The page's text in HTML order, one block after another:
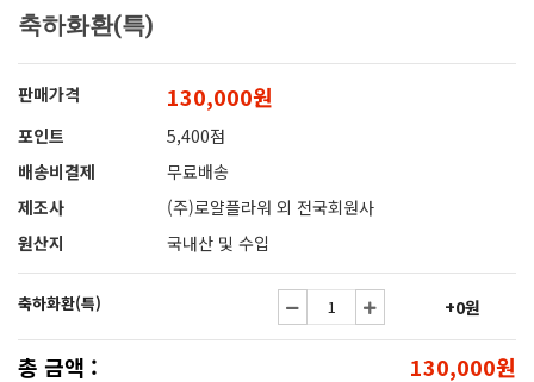
축하화환(특)
판매가격 130,000원
포인트
5,400점
배송비결제
무료배송
제조사
(주)로얄플라워 외 전국회원사
원산지
국내산 및 수입
축하화환(특) +0원
총 금액 : 130,000원